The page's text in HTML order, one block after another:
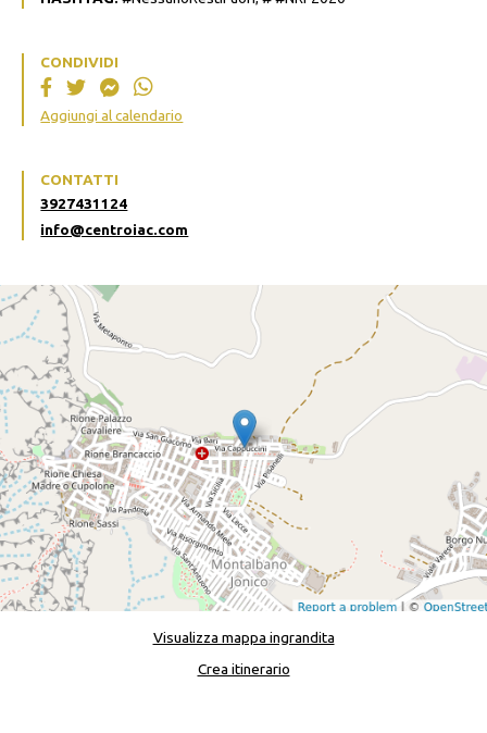
CONDIVIDI
Aggiungi al calendario
CONTATTI
3927431124
info@centroiac.com
Visualizza mappa ingrandita
Crea itinerario